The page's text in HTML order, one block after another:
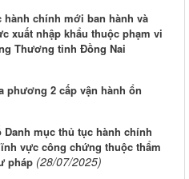
chính mới ban hành và
xuất nhập khẩu thuộc phạm vi
Thương tỉnh Đồng Nai
phương 2 cấp vận hành ổn
mục thủ tục hành chính
vực công chứng thuộc thẩm
pháp (28/07/2025)